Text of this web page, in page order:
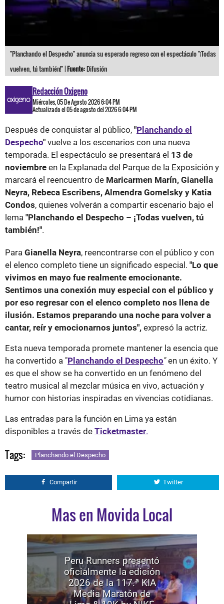
"Planchando el Despecho" anuncia su esperado regreso con el espectáculo "¡Todas
vuelven, tú también!" |Fuente:Difusión
Redacción Oxigeno
Miércoles, 05 De Agosto 2026 6:04 PM
Actualizado el 05 de agosto del 2026 6:04 PM
Después de conquistar al público, "Planchando el
Despecho" vuelve a los escenarios con una nueva
temporada. El espectáculo se presentará el 13 de
noviembre en la Explanada del Parque de la Exposición y
marcará el reencuentro de Maricarmen Marín, Gianella
Neyra, Rebeca Escribens, Almendra Gomelsky y Katia
Condos, quienes volverán a compartir escenario bajo el
lema "Planchando el Despecho – ¡Todas vuelven, tú
también!".
Para Gianella Neyra, reencontrarse con el público y con
el elenco completo tiene un significado especial. "Lo que
vivimos en mayo fue realmente emocionante.
Sentimos una conexión muy especial con el público y
por eso regresar con el elenco completo nos llena de
ilusión. Estamos preparando una noche para volver a
cantar, reír y emocionarnos juntos", expresó la actriz.
Esta nueva temporada promete mantener la esencia que
ha convertido a "Planchando el Despecho"en un éxito. Y
es que el show se ha convertido en un fenómeno del
teatro musical al mezclar música en vivo, actuación y
humor con historias inspiradas en vivencias cotidianas.
Las entradas para la función en Lima ya están
disponibles a través de Ticketmaster.
Tags: Planchando el Despecho
Compartir Twitter
Mas en Movida Local
Peru Runners presentó
oficialmente la edición
2026 de la 117.ª KIA
Media Maratón de